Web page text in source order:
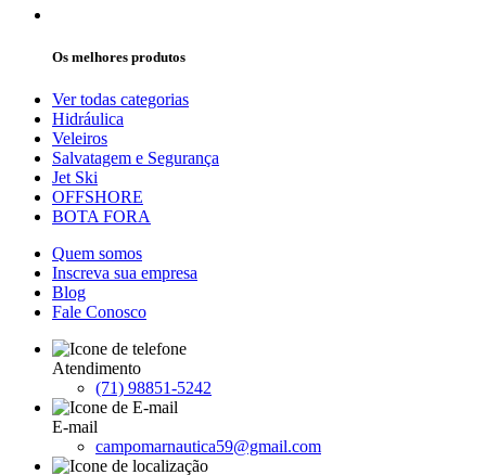
Os melhores produtos
Ver todas categorias
Hidráulica
Veleiros
Salvatagem e Segurança
Jet Ski
OFFSHORE
BOTA FORA
Quem somos
Inscreva sua empresa
Blog
Fale Conosco
Atendimento
(71) 98851-5242
E-mail
campomarnautica59@gmail.com